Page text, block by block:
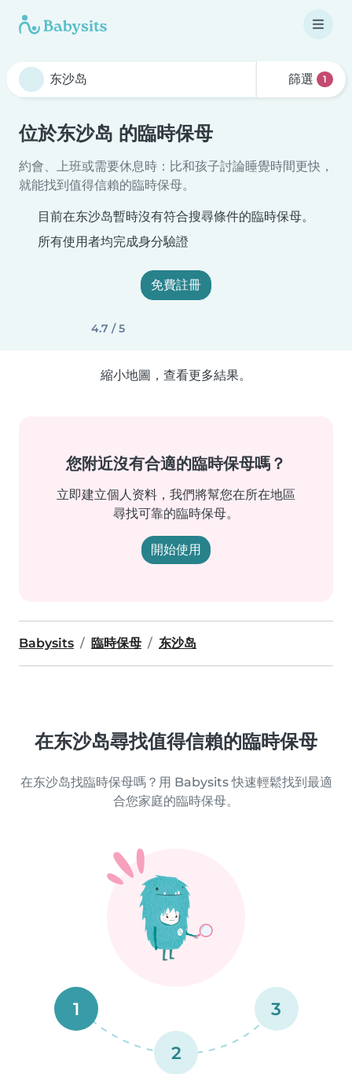
篩選 1
位於东沙岛 的臨時保母
約會、上班或需要休息時：比和孩子討論睡覺時間更快，
就能找到值得信賴的臨時保母。
目前在东沙岛暫時沒有符合搜尋條件的臨時保母。
所有使用者均完成身分驗證
免費註冊
4.7 / 5
縮小地圖，查看更多結果。
您附近沒有合適的臨時保母嗎？
立即建立個人资料，我們將幫您在所在地區
尋找可靠的臨時保母。
開始使用
Babysits 臨時保母 东沙岛
在东沙岛尋找值得信賴的臨時保母
在东沙岛找臨時保母嗎？用 Babysits 快速輕鬆找到最適
合您家庭的臨時保母。
1
2
3